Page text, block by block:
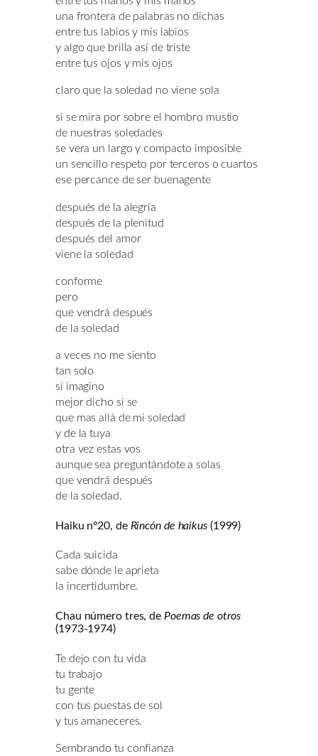
una frontera de palabras no dichas
entre tus labios y mis labios
y algo que brilla así de triste
entre tus ojos y mis ojos
claro que la soledad no viene sola
si se mira por sobre el hombro mustio
de nuestras soledades
se vera un largo y compacto imposible
un sencillo respeto por terceros o cuartos
ese percance de ser buenagente
después de la alegría
después de la plenitud
después del amor
viene la soledad
conforme
pero
que vendrá después
de la soledad
a veces no me siento
tan solo
si imagino
mejor dicho si se
que mas allá de mi soledad
y de la tuya
otra vez estas vos
aunque sea preguntándote a solas
que vendrá después
de la soledad.
Haiku nº20, de Rincón de haikus(1999)
Cada suicida
sabe dónde le aprieta
la incertidumbre.
Chau número tres, de Poemas de otros
(1973-1974)
Te dejo con tu vida
tu trabajo
tu gente
con tus puestas de sol
y tus amaneceres.
Sembrando tu confianza